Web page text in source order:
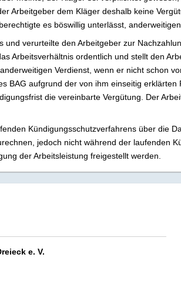
Arbeitgeber dem Kläger deshalb keine
es böswillig unterlässt,
und verurteilte den Arbeitgeber zur
Arbeitsverhältnis ordentlich und stellt den
Verdienst, wenn er nicht schon
BAG aufgrund der von ihm einseitig
die vereinbarte Vergütung. Der
Kündigungsschutzverfahrens über die
jedoch nicht während der laufenden
der Arbeitsleistung freigestellt werden.
e. V.